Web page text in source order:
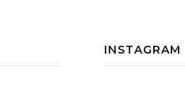
INSTAGRAM